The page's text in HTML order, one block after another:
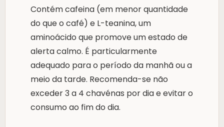
Contém cafeina (em menor quantidade
do que o café) e L-teanina, um
aminoácido que promove um estado de
alerta calmo. É particularmente
adequado para o período da manhã ou a
meio da tarde. Recomenda-se não
exceder 3 a 4 chavénas por dia e evitar o
consumo ao fim do dia.